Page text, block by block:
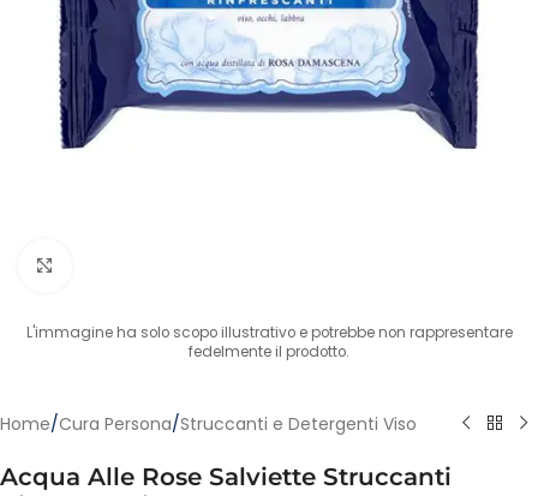
L'immagine ha solo scopo illustrativo e potrebbe non rappresentare
fedelmente il prodotto.
Home/Cura Persona/Struccanti e Detergenti Viso
Acqua Alle Rose Salviette Struccanti